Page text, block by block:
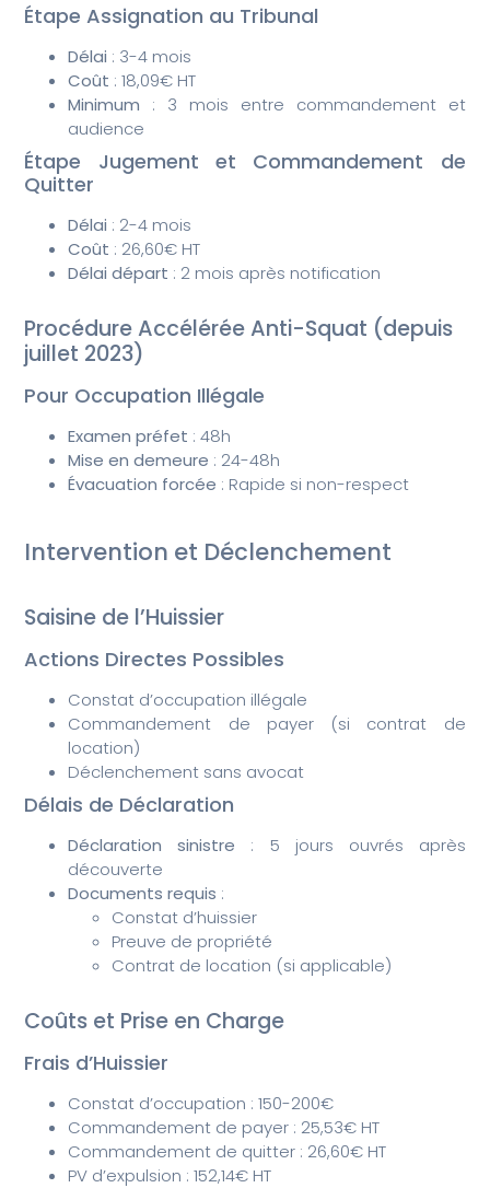
Étape Assignation au Tribunal
Délai : 3-4 mois
Coût : 18,09€ HT
Minimum : 3 mois entre commandement et
audience
Étape Jugement et Commandement de
Quitter
Délai : 2-4 mois
Coût : 26,60€ HT
Délai départ : 2 mois après notification
Procédure Accélérée Anti-Squat (depuis
juillet 2023)
Pour Occupation Illégale
Examen préfet : 48h
Mise en demeure : 24-48h
Évacuation forcée : Rapide si non-respect
Intervention et Déclenchement
Saisine de l’Huissier
Actions Directes Possibles
Constat d’occupation illégale
Commandement de payer (si contrat de
location)
Déclenchement sans avocat
Délais de Déclaration
Déclaration sinistre : 5 jours ouvrés après
découverte
Documents requis :
Constat d’huissier
Preuve de propriété
Contrat de location (si applicable)
Coûts et Prise en Charge
Frais d’Huissier
Constat d’occupation : 150-200€
Commandement de payer : 25,53€ HT
Commandement de quitter : 26,60€ HT
PV d’expulsion : 152,14€ HT